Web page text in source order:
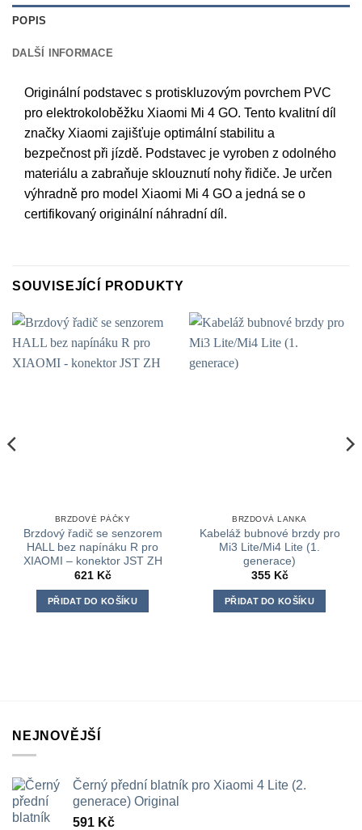
POPIS
DALŠÍ INFORMACE
Originální podstavec s protiskluzovým povrchem PVC
pro elektrokoloběžku Xiaomi Mi 4 GO. Tento kvalitní díl
značky Xiaomi zajišťuje optimální stabilitu a
bezpečnost při jízdě. Podstavec je vyroben z odolného
materiálu a zabraňuje sklouznutí nohy řidiče. Je určen
výhradně pro model Xiaomi Mi 4 GO a jedná se o
certifikovaný originální náhradní díl.
SOUVISEJÍCÍ PRODUKTY
BRZDOVÉ PÁČKY
Brzdový řadič se senzorem
HALL bez napínáku R pro
XIAOMI – konektor JST ZH
621 Kč
PŘIDAT DO KOŠÍKU
BRZDOVÁ LANKA
Kabeláž bubnové brzdy pro
Mi3 Lite/Mi4 Lite (1.
generace)
355 Kč
PŘIDAT DO KOŠÍKU
NEJNOVĚJŠÍ
Černý přední blatník pro Xiaomi 4 Lite (2.
generace) Original
591 Kč